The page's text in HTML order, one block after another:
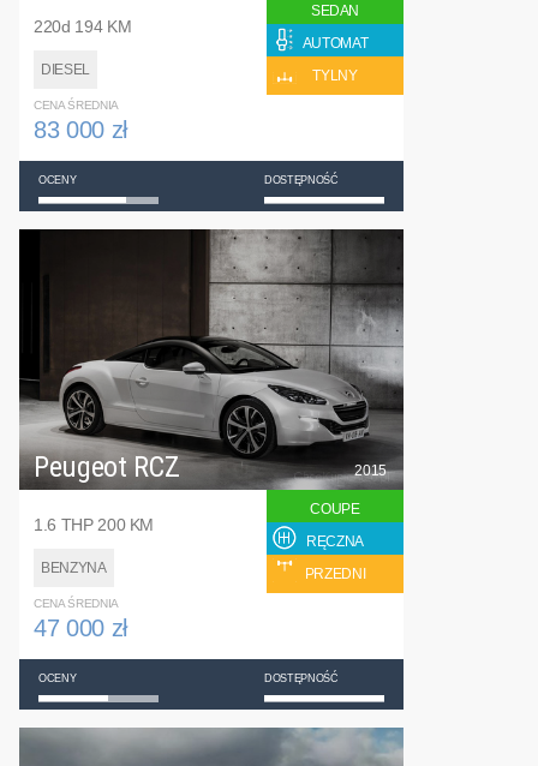
220d 194 KM
DIESEL
SEDAN
AUTOMAT
TYLNY
CENA ŚREDNIA
83 000 zł
OCENY DOSTĘPNOŚĆ
Peugeot RCZ
1.6 THP 200 KM
BENZYNA
2015
COUPE
RĘCZNA
PRZEDNI
CENA ŚREDNIA
47 000 zł
OCENY DOSTĘPNOŚĆ